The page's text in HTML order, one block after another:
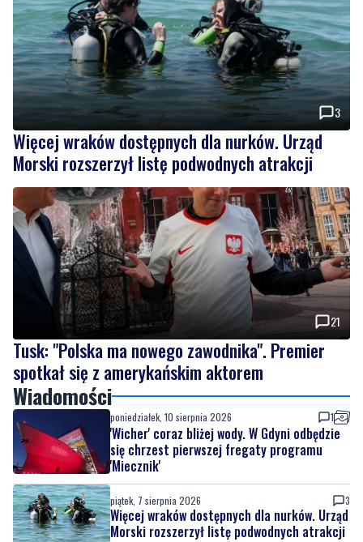
3
Więcej wraków dostępnych dla nurków. Urząd
Morski rozszerzył listę podwodnych atrakcji
21
Tusk: "Polska ma nowego zawodnika". Premier
spotkał się z amerykańskim aktorem
Wiadomości
poniedziałek, 10 sierpnia 2026 1
'Wicher' coraz bliżej wody. W Gdyni odbędzie
się chrzest pierwszej fregaty programu
'Miecznik'
piątek, 7 sierpnia 2026 3
Więcej wraków dostępnych dla nurków. Urząd
Morski rozszerzył listę podwodnych atrakcji